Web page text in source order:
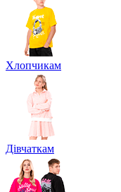
Хлопчикам
Дівчаткам